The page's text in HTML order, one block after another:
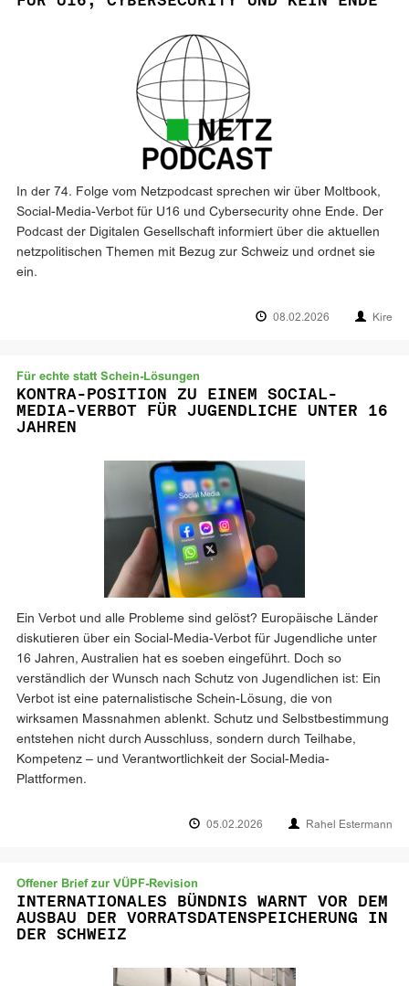
In der 74. Folge vom Netzpodcast sprechen wir über Moltbook,
Social-Media-Verbot für U16 und Cybersecurity ohne Ende. Der
Podcast der Digitalen Gesellschaft informiert über die aktuellen
netzpolitischen Themen mit Bezug zur Schweiz und ordnet sie
ein.
08.02.2026 Kire
Für echte statt Schein-Lösungen
KONTRA-POSITION ZU EINEM SOCIAL-
MEDIA-VERBOT FÜR JUGENDLICHE UNTER 16
JAHREN
Ein Verbot und alle Probleme sind gelöst? Europäische Länder
diskutieren über ein Social-Media-Verbot für Jugendliche unter
16 Jahren, Australien hat es soeben eingeführt. Doch so
verständlich der Wunsch nach Schutz von Jugendlichen ist: Ein
Verbot ist eine paternalistische Schein-Lösung, die von
wirksamen Massnahmen ablenkt. Schutz und Selbstbestimmung
entstehen nicht durch Ausschluss, sondern durch Teilhabe,
Kompetenz – und Verantwortlichkeit der Social-Media-
Plattformen.
05.02.2026 Rahel Estermann
Offener Brief zur VÜPF-Revision
INTERNATIONALES BÜNDNIS WARNT VOR DEM
AUSBAU DER VORRATSDATENSPEICHERUNG IN
DER SCHWEIZ